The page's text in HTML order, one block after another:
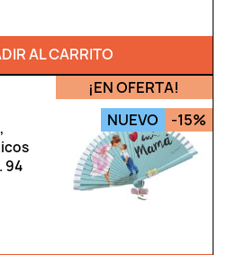
AL CARRITO
94
¡EN OFERTA!
-15%
NUEVO